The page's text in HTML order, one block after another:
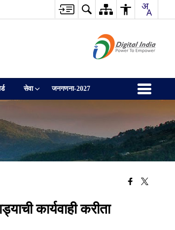
सेवा जनगणना-2027
कार्यवाही करीता